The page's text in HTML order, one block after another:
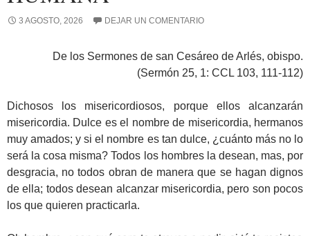
3 AGOSTO, 2026 DEJAR UN COMENTARIO
De los Sermones de san Cesáreo de Arlés, obispo.
(Sermón 25, 1: CCL 103, 111-112)
Dichosos los misericordiosos, porque ellos alcanzarán
misericordia. Dulce es el nombre de misericordia, hermanos
muy amados; y si el nombre es tan dulce, ¿cuánto más no lo
será la cosa misma? Todos los hombres la desean, mas, por
desgracia, no todos obran de manera que se hagan dignos
de ella; todos desean alcanzar misericordia, pero son pocos
los que quieren practicarla.